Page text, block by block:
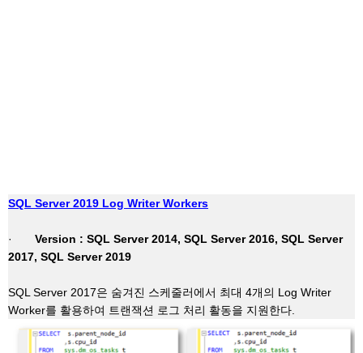
SQL Server 2019 Log Writer Workers
·
Version : SQL Server 2014, SQL Server 2016, SQL Server
2017, SQL Server 2019
SQL Server 2017은 숨겨진 스케줄러에서 최대 4개의 Log Writer
Worker를 활용하여 트랜잭션 로그 처리 활동을 지원한다